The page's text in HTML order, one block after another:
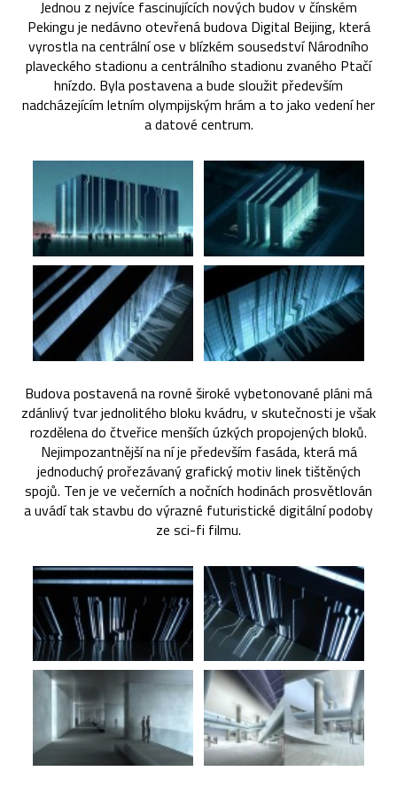
Jednou z nejvíce fascinujících nových budov v čínském
Pekingu je nedávno otevřená budova Digital Beijing, která
vyrostla na centrální ose v blízkém sousedství Národního
plaveckého stadionu a centrálního stadionu zvaného Ptačí
hnízdo. Byla postavena a bude sloužit především
nadcházejícím letním olympijským hrám a to jako vedení her
a datové centrum.
Budova postavená na rovné široké vybetonované pláni má
zdánlivý tvar jednolitého bloku kvádru, v skutečnosti je však
rozdělena do čtveřice menších úzkých propojených bloků.
Nejimpozantnější na ní je především fasáda, která má
jednoduchý prořezávaný grafický motiv linek tištěných
spojů. Ten je ve večerních a nočních hodinách prosvětlován
a uvádí tak stavbu do výrazné futuristické digitální podoby
ze sci-fi filmu.